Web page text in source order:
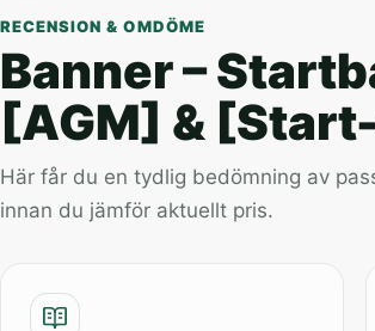
RECENSION & OMDÖME
Banner –
[AGM] &
Här får du en tydlig bedömning av
innan du jämför aktuellt pris.